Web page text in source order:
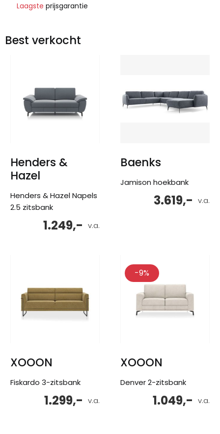
Laagste prijsgarantie
Best verkocht
Henders &
Hazel
Henders & Hazel Napels
2.5 zitsbank
v.a.
1.249,-
Baenks
Jamison hoekbank
v.a.
3.619,-
XOOON
Fiskardo 3-zitsbank
v.a.
1.299,-
-9%
XOOON
Denver 2-zitsbank
v.a.
1.049,-